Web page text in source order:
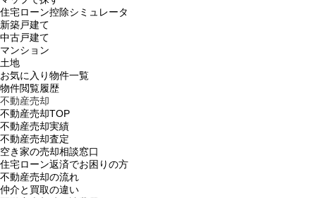
住宅ローン控除シミュレータ
新築戸建て
中古戸建て
マンション
土地
お気に入り物件一覧
物件閲覧履歴
不動産売却
不動産売却TOP
不動産売却実績
不動産売却査定
空き家の売却相談窓口
住宅ローン返済でお困りの方
不動産売却の流れ
仲介と買取の違い